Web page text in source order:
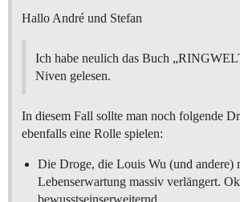
Hallo André und Stefan
Ich habe neulich das Buch
Niven gelesen.
In diesem Fall sollte man noch folgende
ebenfalls eine Rolle spielen:
Die Droge, die Louis Wu (und andere)
Lebenserwartung massiv verlängert.
bewusstseinserweiternd…